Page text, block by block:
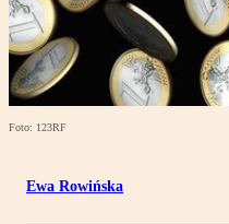
Foto: 123RF
Ewa Rowińska